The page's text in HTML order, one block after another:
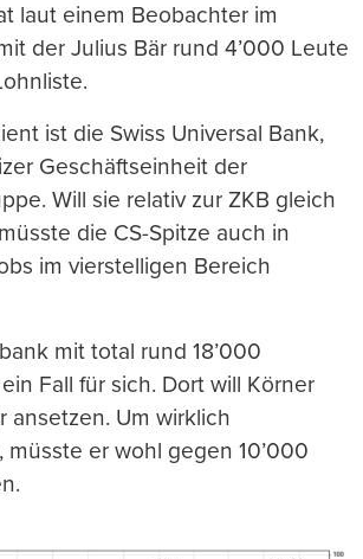
laut einem Beobachter im
der Julius Bär rund 4’000 Leute
ist die Swiss Universal Bank,
Geschäftseinheit der
Will sie relativ zur ZKB gleich
die CS-Spitze auch in
im vierstelligen Bereich
mit total rund 18’000
Fall für sich. Dort will Körner
ansetzen. Um wirklich
müsste er wohl gegen 10’000